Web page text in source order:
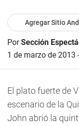
Agregar Sitio
PorSección
1 de marzo de 2013
El plato fuerte de
escenario de la
John abrió la